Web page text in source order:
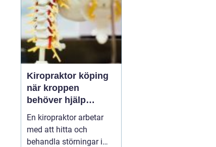
Kiropraktor köping
när kroppen
behöver hjälp
tillbaka
En kiropraktor arbetar
med att hitta och
behandla störningar i